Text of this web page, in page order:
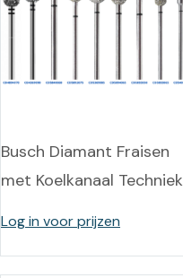
Busch Diamant Fraisen
met Koelkanaal Techniek
Log in voor prijzen